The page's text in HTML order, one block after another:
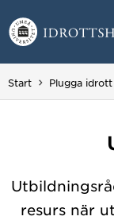
Hoppa direkt
Huvudmenyn dold.
Start Plugga idrott
resurs när